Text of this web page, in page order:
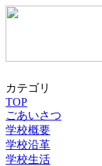
カテゴリ
TOP
ごあいさつ
学校概要
学校沿革
学校生活